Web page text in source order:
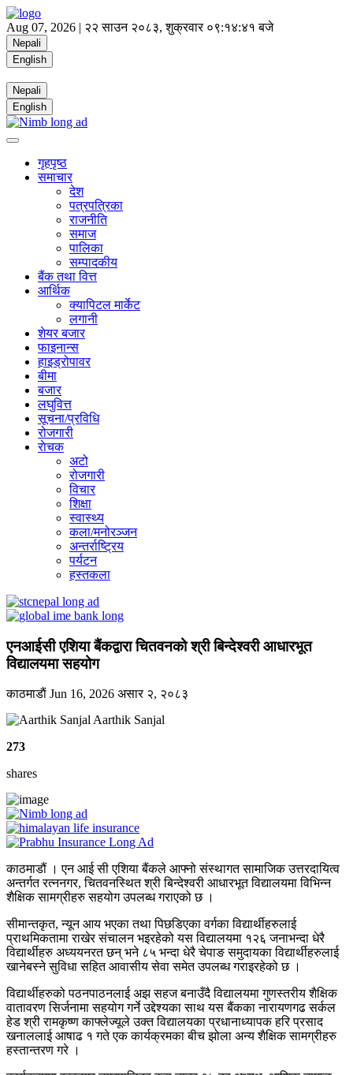
Aug 07, 2026 | २२ साउन २०८३, शुक्रवार ०९:१४:४२ बजे
Nepali
English
Nepali
English
गृहपृष्ठ
समाचार
देश
पत्रपत्रिका
राजनीति
समाज
पालिका
सम्पादकीय
बैंक तथा वित्त
आर्थिक
क्यापिटल मार्केट
लगानी
शेयर बजार
फाइनान्स
हाइड्रोपावर
बीमा
बजार
लघुवित्त
सूचना/प्रविधि
रोजगारी
राेचक
अटो
रोजगारी
विचार
शिक्षा
स्वास्थ्य
कला/मनोरञ्जन
अन्तर्राष्ट्रिय
पर्यटन
हस्तकला
एनआईसी एशिया बैंकद्वारा चितवनको श्री बिन्देश्वरी आधारभूत
विद्यालयमा सहयोग
काठमाडाैं Jun 16, 2026 असार २, २०८३
Aarthik Sanjal
273
shares
काठमाडौं । एन आई सी एशिया बैंकले आफ्नो संस्थागत सामाजिक उत्तरदायित्व
अन्तर्गत रत्ननगर, चितवनस्थित श्री बिन्देश्वरी आधारभूत विद्यालयमा विभिन्न
शैक्षिक सामग्रीहरु सहयोग उपलब्ध गराएको छ ।
सीमान्तकृत, न्यून आय भएका तथा पिछडिएका वर्गका विद्यार्थीहरुलाई
प्राथमिकतामा राखेर संचालन भइरहेको यस विद्यालयमा १२६ जनाभन्दा धेरै
विद्यार्थीहरु अध्ययनरत छन् भने ८५ भन्दा धेरै चेपाङ समुदायका विद्यार्थीहरुलाई
खानेबस्ने सुविधा सहित आवासीय सेवा समेत उपलब्ध गराइरहेको छ ।
विद्यार्थीहरुको पठनपाठनलाई अझ सहज बनाउँदै विद्यालयमा गुणस्तरीय शैक्षिक
वातावरण सिर्जनामा सहयोग गर्ने उद्देश्यका साथ यस बैंकका नारायणगढ सर्कल
हेड श्री रामकृष्ण काफ्लेज्यूले उक्त विद्यालयका प्रधानाध्यापक हरि प्रसाद
खनाललाई आषाढ १ गते एक कार्यक्रमका बीच झोला अन्य शैक्षिक सामग्रीहरु
हस्तान्तरण गरे ।